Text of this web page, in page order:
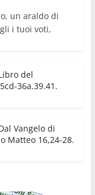
un araldo di
i tuoi voti,
del
36a.39.41.
Vangelo di
Matteo 16,24-28.